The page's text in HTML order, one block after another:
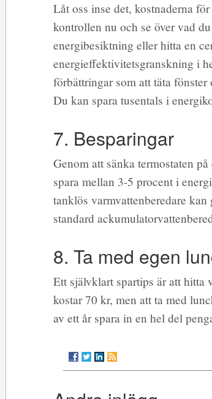
Låt oss inse det, kostnaderna
kontrollen nu och se över vad
energibesiktning eller hitta en
energieffektivitetsgranskning i
förbättringar som att täta
Du kan spara tusentals i
7. Besparingar
Genom att sänka termostaten
spara mellan 3-5 procent i
tanklös varmvattenberedare
standard
8. Ta med egen
Ett självklart spartips är att hitta
kostar 70 kr, men att ta med
av ett år spara in en hel del